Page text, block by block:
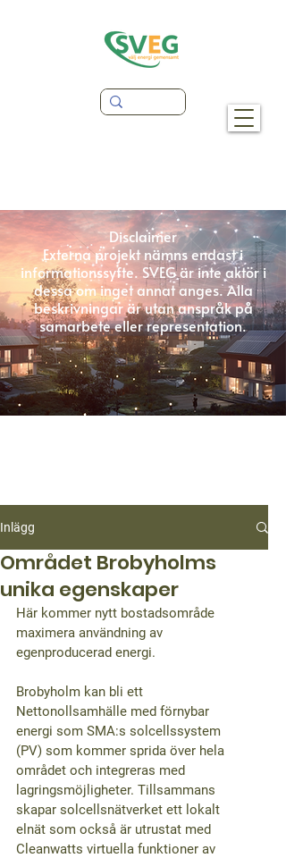
Disclaimer
Externa projekt nämns endast i
informationssyfte. SVEG är inte aktör i
dessa om inget annat anges. Alla
beskrivningar är utan anspråk på
samarbete eller representation.
Inlägg
Området Brobyholms
unika egenskaper
Här kommer nytt bostadsområde
maximera användning av
egenproducerad energi.
Brobyholm kan bli ett
Nettonollsamhälle med förnybar
energi som SMA:s solcellssystem
(PV) som kommer sprida över hela
området och integreras med
lagringsmöjligheter. Tillsammans
skapar solcellsnätverket ett lokalt
elnät som också är utrustat med
Cleanwatts virtuella funktioner av